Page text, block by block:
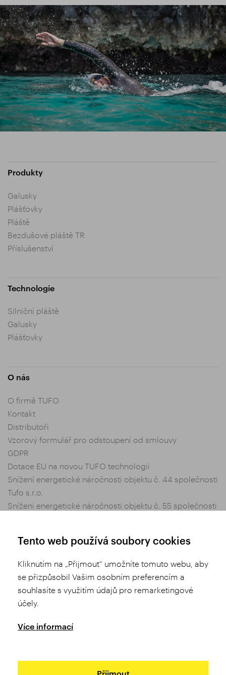
Produkty
Galusky
Plášťovky
Pláště
Bezdušové pláště TR
Příslušenství
Technologie
Silniční pláště
Galusky
Plášťovky
O nás
O firmě TUFO
Kontakt
Distributoři
Vzorový formulář pro odstoupení od smlouvy
GDPR
Dotace EU na novou TUFO technologii
Snížení energetické náročnosti objektu č. 44 společnosti
Tufo s.r.o.
Snížení energetické náročnosti objektu č. 55 společnosti
Obchodní podmínky
Tento web používá soubory cookies
Kliknutím na „Přijmout“ umožníte tomuto webu, aby
se přizpůsobil Vašim osobním preferencím a
souhlasíte s využitím údajů pro remarketingové
účely.
Více informací
Přijmout